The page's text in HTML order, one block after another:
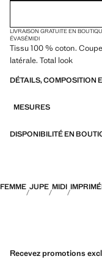
LIVRAISON GRATUITE EN
ÉVASÉMIDI
Tissu 100 % coton.
latérale. Total look
DÉTAILS, COMPOSITION
MESURES
DISPONIBILITÉ EN
FEMME JUPE MIDI
Recevez promotions